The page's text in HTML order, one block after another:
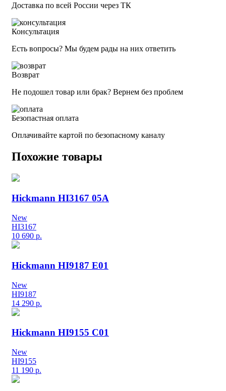
Доставка по всей России через ТК
Консультация
Есть вопросы? Мы будем рады на них ответить
Возврат
Не подошел товар или брак? Вернем без проблем
Безопастная оплата
Оплачивайте картой по безопасному каналу
Похожие товары
Hickmann HI3167 05A
New
HI3167
10 690 р.
Hickmann HI9187 E01
New
HI9187
14 290 р.
Hickmann HI9155 C01
New
HI9155
11 190 р.